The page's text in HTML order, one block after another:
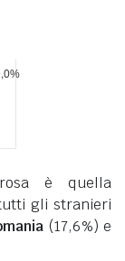
è quella
gli stranieri
(17,6%) e